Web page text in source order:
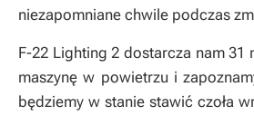
niezapomniane chwile podczas
F-22 Lighting 2 dostarcza nam
maszynę w powietrzu i
będziemy w stanie stawić czoła